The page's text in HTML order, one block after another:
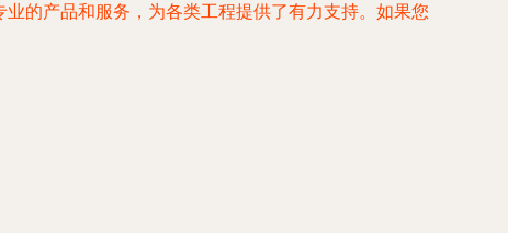
的产品和服务，为各类工程提供了有力支持。如果您